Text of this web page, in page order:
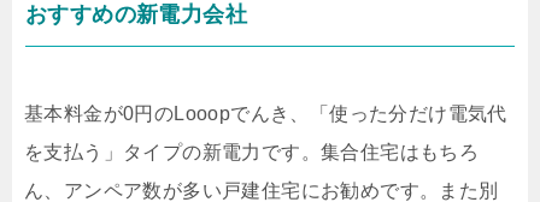
おすすめの新電力会社
基本料金が0円のLooopでんき、「使った分だけ電気代
を支払う」タイプの新電力です。集合住宅はもちろ
ん、アンペア数が多い戸建住宅にお勧めです。また別